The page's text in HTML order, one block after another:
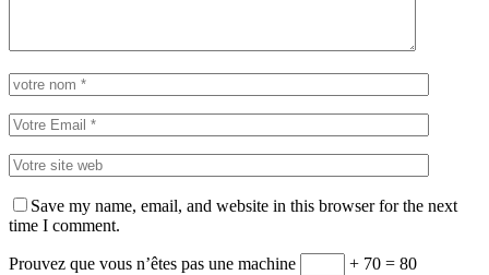
Save my name, email, and website in this browser for the next
time I comment.
Prouvez que vous n’êtes pas une machine + 70 = 80